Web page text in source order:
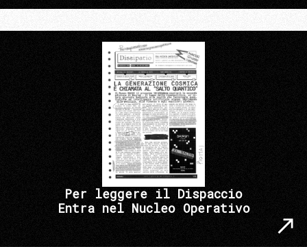
Per leggere il Dispaccio
Entra nel Nucleo Operativo